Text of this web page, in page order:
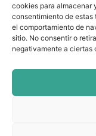
cookies para almacenar
consentimiento de estas
el comportamiento de
sitio. No consentir o
negativamente a
aplicaciones